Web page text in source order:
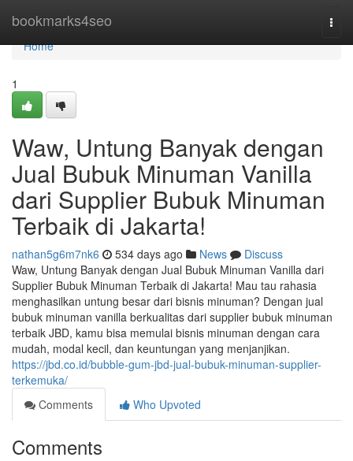
bookmarks4seo
Home
Home
1
Waw, Untung Banyak dengan
Jual Bubuk Minuman Vanilla
dari Supplier Bubuk Minuman
Terbaik di Jakarta!
nathan5g6m7nk6 534 days ago News
Discuss
Waw, Untung Banyak dengan Jual Bubuk Minuman Vanilla dari
Supplier Bubuk Minuman Terbaik di Jakarta! Mau tau rahasia
menghasilkan untung besar dari bisnis minuman? Dengan jual
bubuk minuman vanilla berkualitas dari supplier bubuk minuman
terbaik JBD, kamu bisa memulai bisnis minuman dengan cara
mudah, modal kecil, dan keuntungan yang menjanjikan.
https://jbd.co.id/bubble-gum-jbd-jual-bubuk-minuman-supplier-
terkemuka/
Comments
Who Upvoted
Comments